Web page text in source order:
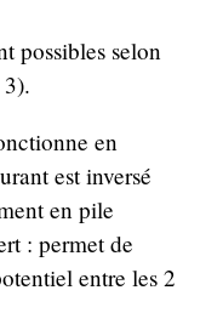
possibles selon
en
est inversé
en pile
: permet de
entre les 2